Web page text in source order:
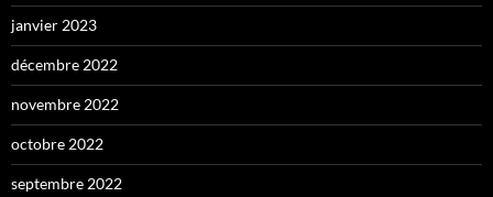
janvier 2023
décembre 2022
novembre 2022
octobre 2022
septembre 2022